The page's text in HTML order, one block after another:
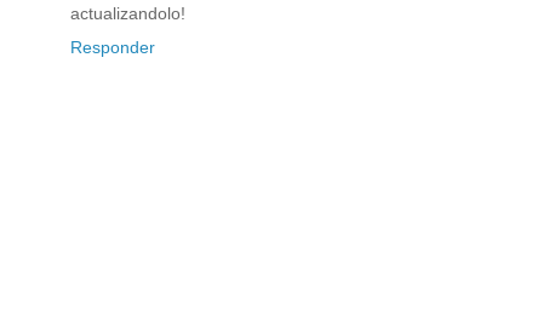
actualizandolo!
Responder